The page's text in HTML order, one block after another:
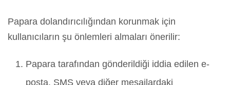
Papara dolandırıcılığından korunmak için
kullanıcıların şu önlemleri almaları önerilir:
Papara tarafından gönderildiği iddia edilen e-
posta, SMS veya diğer mesajlardaki